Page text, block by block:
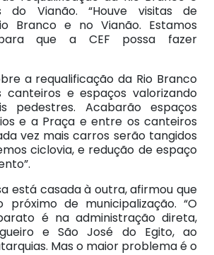
do Vianão. “Houve visitas de
Branco e no Vianão. Estamos
que a CEF possa fazer
a requalificação da Rio Branco
e espaços valorizando
pedestres. Acabarão espaços
e a Praça e entre os canteiros
vez mais carros serão tangidos
ciclovia, e redução de espaço
está casada à outra, afirmou que
de municipalização. “O
é na administração direta,
e São José do Egito, ao
Mas o maior problema é o